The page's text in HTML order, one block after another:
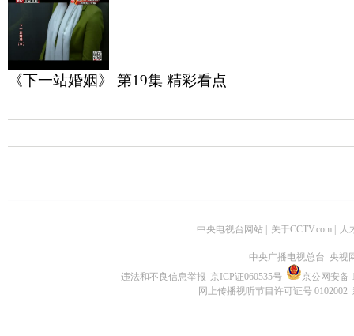
《下一站婚姻》 第19集 精彩看点
中央电视台网站 关于CCTV.com 人
中央广播电视总台 央视
违法和不良信息举报 京ICP证060535号
京公网安备
网上传播视听节目许可证号 0102002